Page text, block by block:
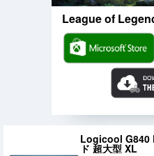
League of
Logicool G840
ド 超大型 XL